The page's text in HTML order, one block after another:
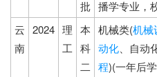
批 播学专业，
云
南
2024 理
工
本
科
二
机械类(机械
动化、自动
程)(一年后